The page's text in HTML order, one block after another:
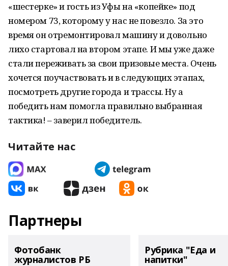
«шестерке» и гость из Уфы на «копейке» под
номером 73, которому у нас не повезло. За это
время он отремонтировал машину и довольно
лихо стартовал на втором этапе. И мы уже даже
стали переживать за свои призовые места. Очень
хочется поучаствовать и в следующих этапах,
посмотреть другие города и трассы. Ну а
победить нам помогла правильно выбранная
тактика! – заверил победитель.
Читайте нас
Партнеры
Фотобанк
журналистов РБ
Рубрика "Еда и
напитки"